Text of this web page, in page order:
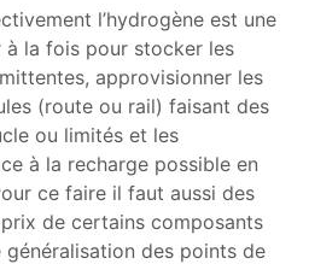
l’hydrogène est une
à la fois pour stocker les
approvisionner les
(route ou rail) faisant des
ou limités et les
à la recharge possible en
ce faire il faut aussi des
de certains composants
des points de